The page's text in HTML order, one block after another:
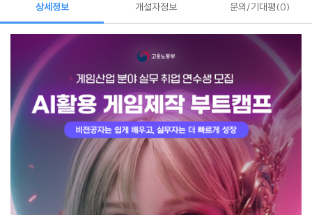
상세정보 개설자정보 문의/기대평 0